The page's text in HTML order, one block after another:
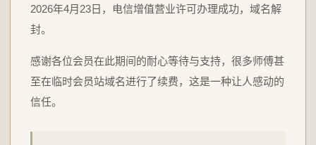
2026年4月23日，电信增值营业许可办理成功，域名解
封。
感谢各位会员在此期间的耐心等待与支持，很多师傅甚
至在临时会员站域名进行了续费，这是一种让人感动的
信任。